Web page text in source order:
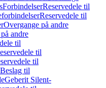
ForbindelserReservedele til
Reservedele til
Overgange på andre
andre
til
til
til
Beslag til
Geberit Silent-